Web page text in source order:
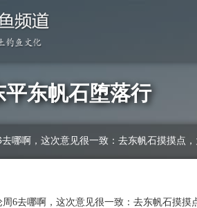
平东帆石堕落行
哪啊，这次意见很一致：去东帆石摸摸点
6去哪啊，这次意见很一致：去东帆石摸